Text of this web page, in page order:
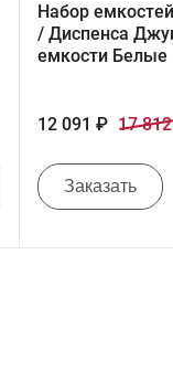
Набор
/ Диспенса
емкости Белые
12 091 ₽ 17
Заказать